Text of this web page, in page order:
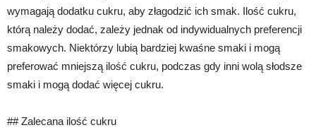
wymagają dodatku cukru, aby złagodzić ich smak. Ilość cukru,
którą należy dodać, zależy jednak od indywidualnych preferencji
smakowych. Niektórzy lubią bardziej kwaśne smaki i mogą
preferować mniejszą ilość cukru, podczas gdy inni wolą słodsze
smaki i mogą dodać więcej cukru.
## Zalecana ilość cukru